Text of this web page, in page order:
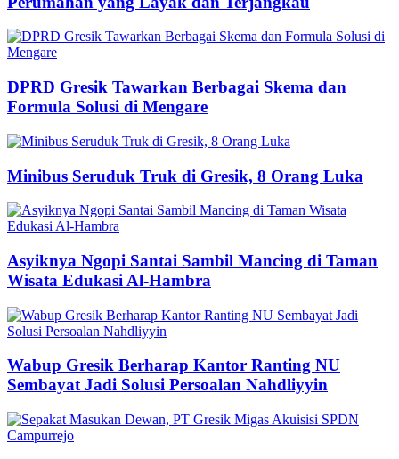
DPRD Gresik Tawarkan Berbagai Skema dan
Formula Solusi di Mengare
Minibus Seruduk Truk di Gresik, 8 Orang Luka
Asyiknya Ngopi Santai Sambil Mancing di Taman
Wisata Edukasi Al-Hambra
Wabup Gresik Berharap Kantor Ranting NU
Sembayat Jadi Solusi Persoalan Nahdliyyin